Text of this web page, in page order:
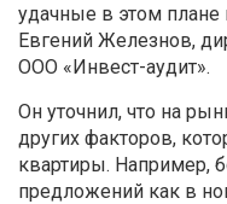
удачные в этом
Евгений Железнов,
ООО «Инвест-аудит».
Он уточнил, что на
других факторов,
квартиры. Например,
предложений как в